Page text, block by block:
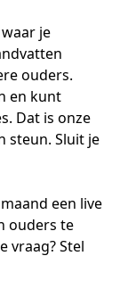
je
ouders.
en kunt
Dat is onze
steun. Sluit je
een live
ouders te
vraag? Stel